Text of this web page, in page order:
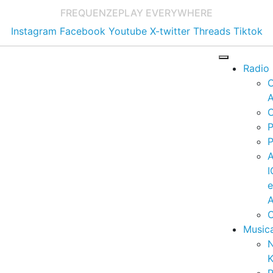
FREQUENZEPLAY EVERYWHERE
Instagram Facebook Youtube X-twitter Threads Tiktok
Radio
e